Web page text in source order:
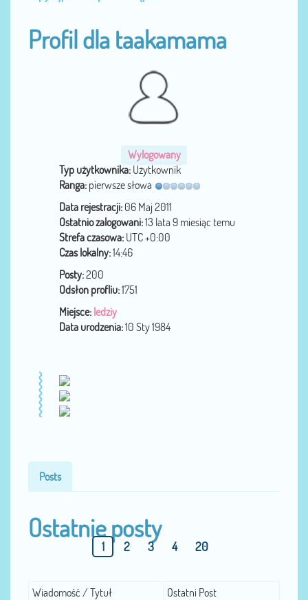
Profil dla taakamama
Wylogowany
Typ użytkownika: Użytkownik
Ranga: pierwsze słowa
Data rejestracji: 06 Maj 2011
Ostatnio zalogowani:13 lata 9 miesiąc temu
Strefa czasowa: UTC +0:00
Czas lokalny:14:46
Posty:200
Odsłon profliu:1751
Miejsce: ledziy
Data urodzenia:10 Sty 1984
Posts
Ostatnie posty
1 2 3 4 20
Wiadomość / Tytuł
Ostatni Post